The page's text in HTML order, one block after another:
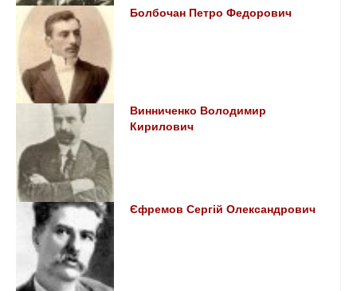
Болбочан Петро Федорович
Винниченко Володимир
Кирилович
Єфремов Сергій Олександрович